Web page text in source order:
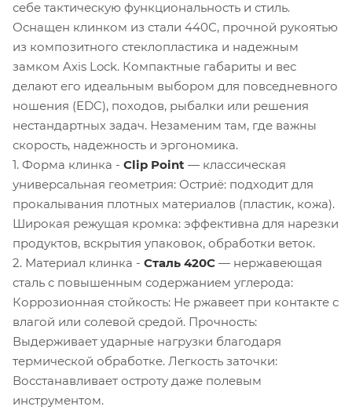
себе тактическую функциональность и стиль.
Оснащен клинком из стали 440С, прочной рукоятью
из композитного стеклопластика и надежным
замком Axis Lock. Компактные габариты и вес
делают его идеальным выбором для повседневного
ношения (EDC), походов, рыбалки или решения
нестандартных задач. Незаменим там, где важны
скорость, надежность и эргономика.
1. Форма клинка - Clip Point — классическая
универсальная геометрия: Остриё: подходит для
прокалывания плотных материалов (пластик, кожа).
Широкая режущая кромка: эффективна для нарезки
продуктов, вскрытия упаковок, обработки веток.
2. Материал клинка - Сталь 420C — нержавеющая
сталь с повышенным содержанием углерода:
Коррозионная стойкость: Не ржавеет при контакте с
влагой или солевой средой. Прочность:
Выдерживает ударные нагрузки благодаря
термической обработке. Легкость заточки:
Восстанавливает остроту даже полевым
инструментом.